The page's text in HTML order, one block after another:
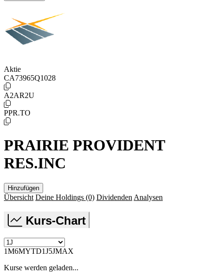
Aktie
CA73965Q1028
A2AR2U
PPR.TO
PRAIRIE PROVIDENT
RES.INC
Hinzufügen
Übersicht Deine Holdings (0) Dividenden Analysen
Kurs-Chart
1M6MYTD1J5JMAX
Kurse werden geladen...